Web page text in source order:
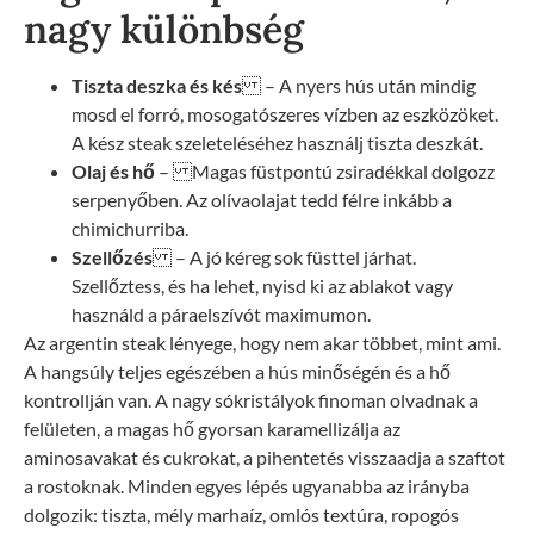
nagy különbség
Tiszta deszka és kés– A nyers hús után mindig
mosd el forró, mosogatószeres vízben az eszközöket.
A kész steak szeleteléséhez használj tiszta deszkát.
Olaj és hő – Magas füstpontú zsiradékkal dolgozz
serpenyőben. Az olívaolajat tedd félre inkább a
chimichurriba.
Szellőzés– A jó kéreg sok füsttel járhat.
Szellőztess, és ha lehet, nyisd ki az ablakot vagy
használd a páraelszívót maximumon.
Az argentin steak lényege, hogy nem akar többet, mint ami.
A hangsúly teljes egészében a hús minőségén és a hő
kontrollján van. A nagy sókristályok finoman olvadnak a
felületen, a magas hő gyorsan karamellizálja az
aminosavakat és cukrokat, a pihentetés visszaadja a szaftot
a rostoknak. Minden egyes lépés ugyanabba az irányba
dolgozik: tiszta, mély marhaíz, omlós textúra, ropogós